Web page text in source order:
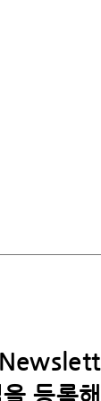
등록